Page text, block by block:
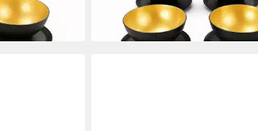
bei dir
47,90 €
lieferbar - in 2-3 Werktagen bei dir